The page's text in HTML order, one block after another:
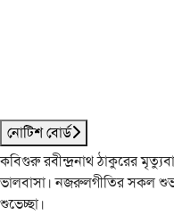
নোটিশ বোর্ড
কবিগুরু রবীন্দ্রনাথ ঠাকুরের
ভালবাসা। নজরুলগীতির সকল
শুভেচ্ছা।